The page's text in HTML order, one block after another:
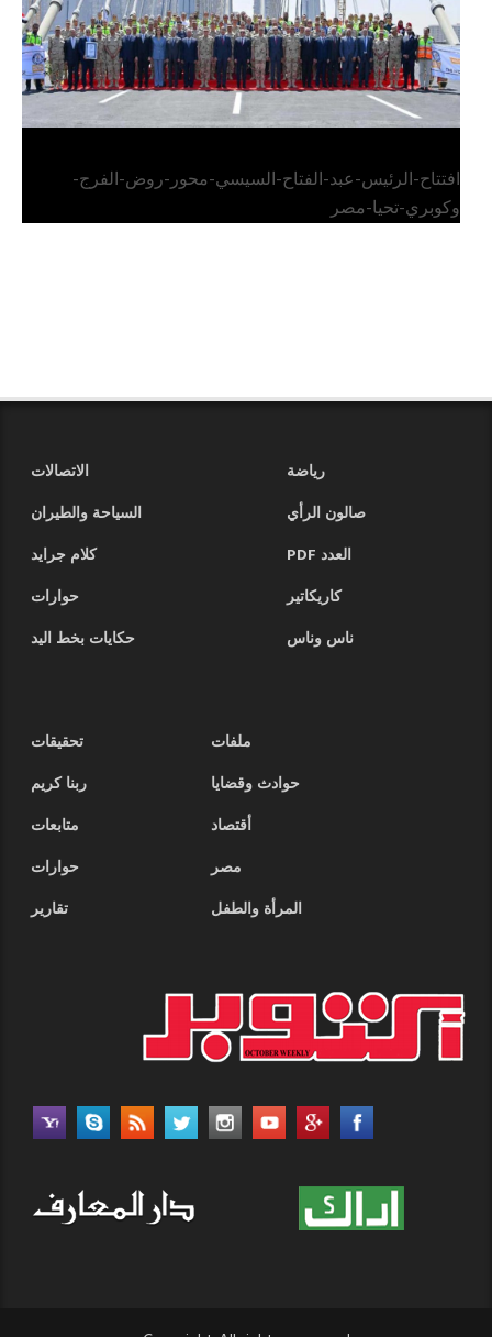
افتتاح-الرئيس-عبد-الفتاح-السيسي-محور-روض-الفرج-
وكوبري-تحيا-مصر
رياضة
الاتصالات
صالون الرأي
السياحة والطيران
العدد PDF
كلام جرايد
كاريكاتير
حوارات
ناس وناس
حكايات بخط اليد
ملفات
تحقيقات
حوادث وقضايا
ربنا كريم
أقتصاد
متابعات
مصر
حوارات
المرأة والطفل
تقارير